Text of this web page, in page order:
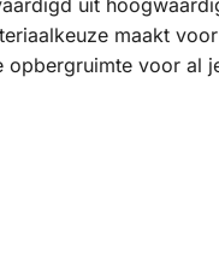
maakt
opbergruimte voor al